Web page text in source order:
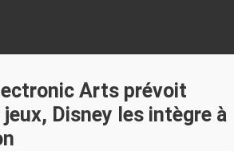
Arts prévoit
Disney les intègre à